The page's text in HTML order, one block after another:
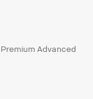
Advanced